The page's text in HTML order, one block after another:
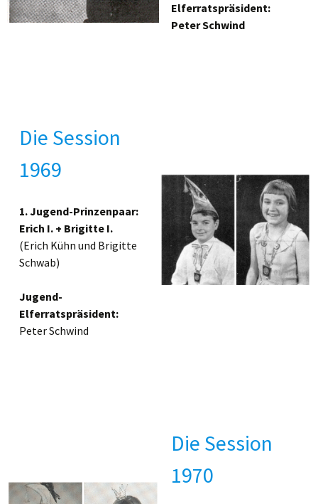
Elferratspräsident:
Peter Schwind
Die Session
1969
1. Jugend-Prinzenpaar:
Erich I. + Brigitte I.
(Erich Kühn und Brigitte
Schwab)
Jugend-
Elferratspräsident:
Peter Schwind
Die Session
1970